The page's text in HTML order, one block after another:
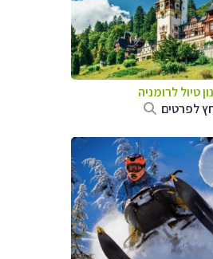
טיול לרומניה
לפרטים